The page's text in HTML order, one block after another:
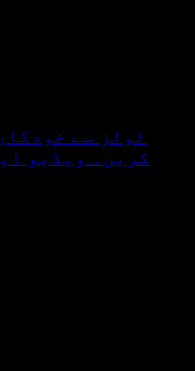
کریں۔ ویڈیو